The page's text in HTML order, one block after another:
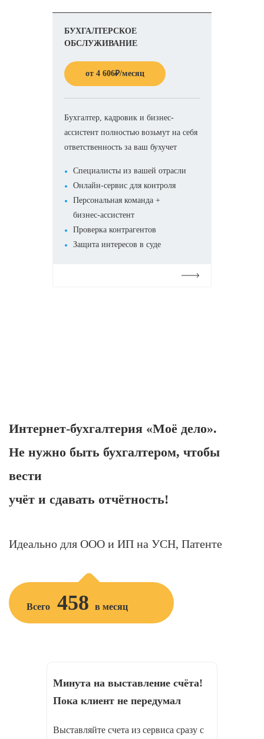
БУХГАЛТЕРСКОЕ
ОБСЛУЖИВАНИЕ
от 4 606₽/месяц
Бухгалтер, кадровик и бизнес-
ассистент полностью возьмут на себя
ответственность за ваш бухучет
Специалисты из вашей отрасли
Онлайн-сервис для контроля
Персональная команда +
бизнес-ассистент
Проверка контрагентов
Защита интересов в суде
Интернет-бухгалтерия «Моё дело».
Не нужно быть бухгалтером, чтобы
вести
учёт и сдавать отчётность!
Идеально для ООО и ИП на УСН, Патенте
Всего 458 в месяц
Минута на выставление счёта!
Пока клиент не передумал
Выставляйте счета из сервиса сразу с